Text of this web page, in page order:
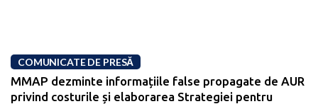
COMUNICATE DE PRESĂ
MMAP dezminte informațiile false propagate de AUR
privind costurile și elaborarea Strategiei pentru